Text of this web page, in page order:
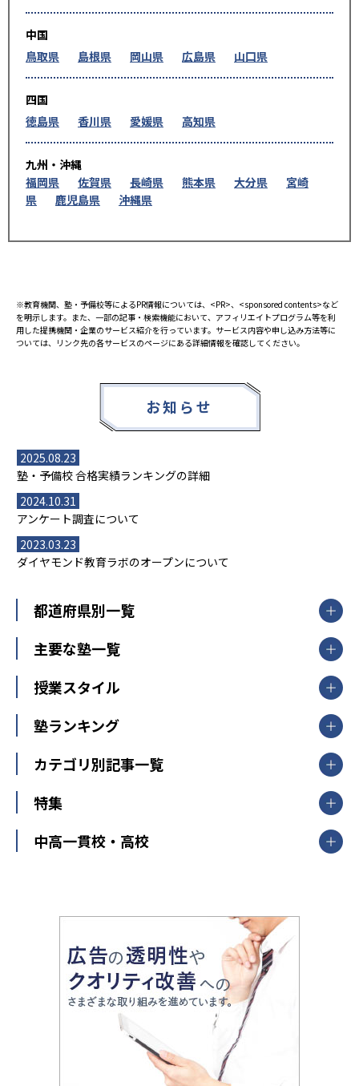
中国
鳥取県
島根県 岡山県 広島県 山口県
四国
徳島県
香川県 愛媛県 高知県
九州・沖縄
福岡県
佐賀県 長崎県 熊本県 大分県
宮崎
県
鹿児島県 沖縄県
※教育機関、塾・予備校等によるPR情報については、<PR>、<sponsored contents>など
を明示します。また、一部の記事・検索機能において、アフィリエイトプログラム等を利
用した提携機関・企業のサービス紹介を行っています。サービス内容や申し込み方法等に
ついては、リンク先の各サービスのページにある詳細情報を確認してください。
お知らせ
2025.08.23
塾・予備校 合格実績ランキングの詳細
2024.10.31
アンケート調査について
2023.03.23
ダイヤモンド教育ラボのオープンについて
都道府県別一覧
北海道・東北
山形県
福島県
関東
東京都
神奈川県
茨城県
栃木県
群馬県
新潟県
中部
愛知県
静岡県
長野県
大阪府
兵庫県 京都府 奈良県
和歌山県
鳥取県
島根県 岡山県 広島県
香川県
高知県
主要な塾一覧
【掲載塾一覧を見る】
東京個別指導学院
明光義塾
個別教室のトライ
武田塾
授業スタイル
個別指導
オンライン指導
塾ランキング
中学受験ランキング
カテゴリ別記事一覧
中学受験
大学受験
教育全般
中学受験に熱心な市区町村ランキング
小学校受験
家庭教師
特集
開成番長直伝！子どもの受験を成功させる方法
運動と遊びを考える
情報Ⅰ、数学が苦手な人注目！最短距離の学力
アップ法
悩み多き「大学受験」相談室
英語・英会話・英検対策
小学校教師が解説！中学受験のリアル
教育ジャーナリストが徹底解説！ 大学受験の羅
中高一貫校・高校
大学入試改革
ママテクエグザム
進化する中高一貫校・高校